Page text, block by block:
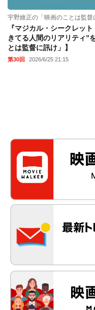
宇野維正の「映画のことは監督
『マジカル・シークレッ
きてる人間のリアリティ”
とは監督に訊け」】
第30回 2026/6/25 21:15